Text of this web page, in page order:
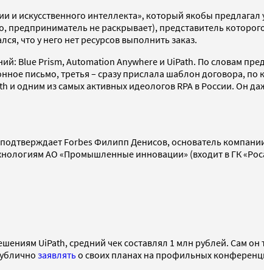
искусственного интеллекта», который якобы предлагал
не раскрывает), представитель
что у него нет ресурсов выполнить заказ.
Blue Prism, Automation Anywhere и UiPath. По словам
письмо, третья – сразу прислала шаблон договора,
из самых активных идеологов RPA в России. Он
Forbes Филипп Денисов, основатель
АО «Промышленные инновации» (входит в ГК
UiPath, средний чек составлял 1 млн рублей. Сам он
заявлятьо своих планах на профильных